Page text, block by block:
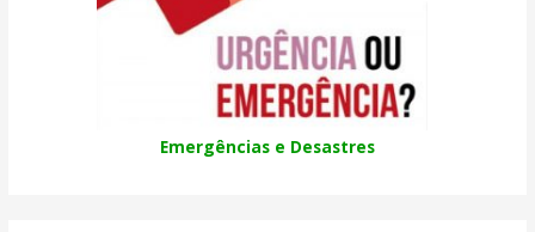
Emergências e Desastres